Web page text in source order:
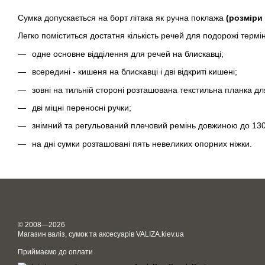
Сумка допускається на борт літака як ручна поклажа (розміри
Легко поміститься достатня кількість речей для подорожі
одне основне відділення для речей на блискавці;
всередині - кишеня на блискавці і дві відкриті кишені;
зовні на тильній стороні розташована текстильна планка
дві міцні переносні ручки;
знімний та регульований плечовий ремінь довжиною до
на дні сумки розташовані пять невеликих опорних ніжки.
© 2008—2026
Магазин валіз, сумок та аксесуарів VALIZA.kiev.ua
Приймаємо до оплати